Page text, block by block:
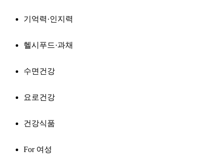
기억력·인지력
헬시푸드·과채
수면건강
요로건강
건강식품
For 여성